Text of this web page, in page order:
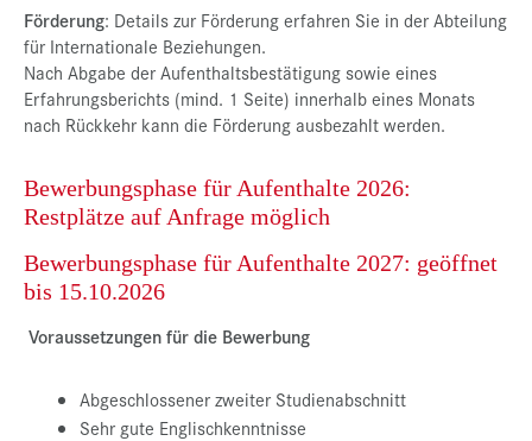
Förderung: Details zur Förderung erfahren Sie in der Abteilung
für Internationale Beziehungen.
Nach Abgabe der Aufenthaltsbestätigung sowie eines
Erfahrungsberichts (mind. 1 Seite) innerhalb eines Monats
nach Rückkehr kann die Förderung ausbezahlt werden.
Bewerbungsphase für Aufenthalte 2026:
Restplätze auf Anfrage möglich
Bewerbungsphase für Aufenthalte 2027: geöffnet
bis 15.10.2026
Voraussetzungen für die Bewerbung
Abgeschlossener zweiter Studienabschnitt
Sehr gute Englischkenntnisse